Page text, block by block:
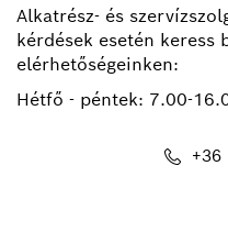
Alkatrész- és
kérdések esetén keress
elérhetőségeinken:
Hétfő - péntek: 7.00-
+36